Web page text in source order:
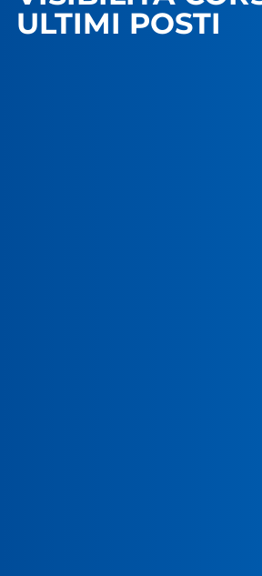
ULTIMI POSTI